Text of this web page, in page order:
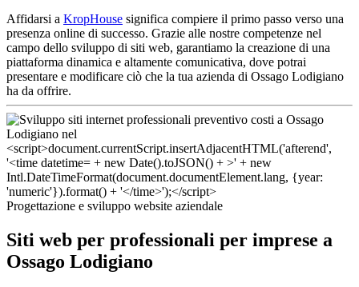
Affidarsi a KropHouse significa compiere il primo passo verso una
presenza online di successo. Grazie alle nostre competenze nel
campo dello sviluppo di siti web, garantiamo la creazione di una
piattaforma dinamica e altamente comunicativa, dove potrai
presentare e modificare ciò che la tua azienda di Ossago Lodigiano
ha da offrire.
Progettazione e sviluppo website aziendale
Siti web per professionali per imprese a
Ossago Lodigiano